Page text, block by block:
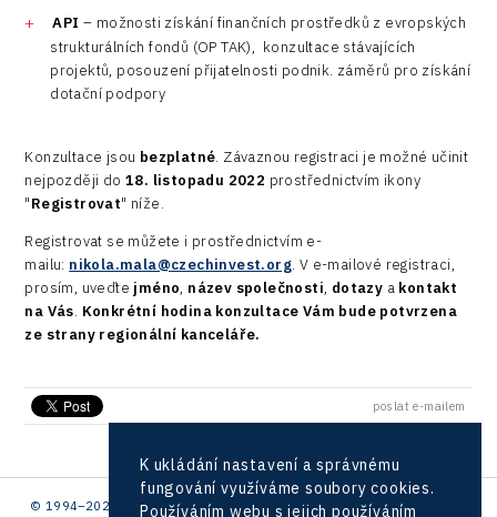
API – možnosti získání finančních prostředků z evropských
strukturálních fondů (OP TAK), konzultace stávajících
projektů, posouzení přijatelnosti podnik. záměrů pro získání
dotační podpory
Konzultace jsou bezplatné. Závaznou registraci je možné učinit
nejpozději do 18. listopadu 2022 prostřednictvím ikony
"Registrovat" níže.
Registrovat se můžete i prostřednictvím e-
mailu: nikola.mala@czechinvest.org. V e-mailové registraci,
prosím, uveďte jméno, název společnosti, dotazy a kontakt
na Vás. Konkrétní hodina konzultace Vám bude potvrzena
ze strany regionální kanceláře.
poslat e-mailem
© 1994–2026 CzechInvest | .
K ukládání nastavení a správnému
fungování využíváme soubory cookies.
Používáním webu s jejich používáním